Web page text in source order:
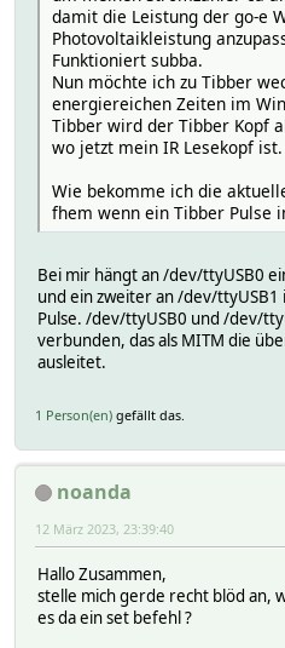
attr EVU_Tibber
attr EVU_Tibber
attr EVU_Tibber
attr EVU_Tibber
attr EVU_Tibber
attr EVU_Tibber
attr EVU_Tibber
attr EVU_Tibber
attr EVU_Tibber
attr EVU_Tibber
attr EVU_Tibber
attr EVU_Tibber
attr EVU_Tibber
attr EVU_Tibber
attr EVU_Tibber
attr EVU_Tibber
attr EVU_Tibber
attr EVU_Tibber
attr EVU_Tibber
attr EVU_Tibber
attr EVU_Tibber
attr EVU_Tibber
attr EVU_Tibber
attr EVU_Tibber
damit die Leistung der go-e
Photovoltaikleistung
Funktioniert subba.
Nun möchte ich zu Tibber
energiereichen Zeiten im
Tibber wird der Tibber Kopf
wo jetzt mein IR Lesekopf ist.
Wie bekomme ich die
fhem wenn ein Tibber Pulse
Bei mir hängt an /dev/ttyUSB0
und ein zweiter an /dev/
Pulse. /dev/ttyUSB0 und /dev/
verbunden, das als MITM die
ausleitet.
1 Person(en) gefällt das.
noanda
12 März 2023, 23:39:40
Hallo Zusammen,
stelle mich gerde recht blöd an,
es da ein set befehl ?